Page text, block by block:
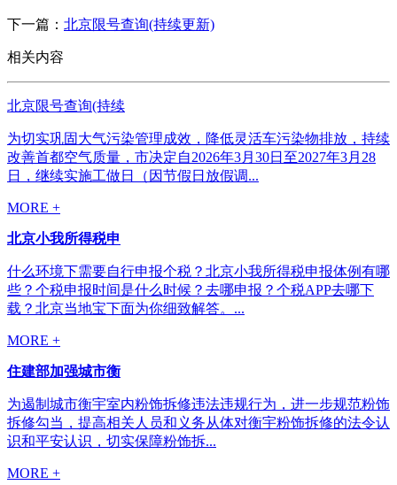
下一篇： 北京限号查询(持续更新)
相关内容
北京限号查询(持续
为切实巩固大气污染管理成效，降低灵活车污染物排放，持续
改善首都空气质量，市决定自2026年3月30日至2027年3月28
日，继续实施工做日（因节假日放假调...
MORE +
北京小我所得税申
什么环境下需要自行申报个税？北京小我所得税申报体例有哪
些？个税申报时间是什么时候？去哪申报？个税APP去哪下
载？北京当地宝下面为你细致解答。...
MORE +
住建部加强城市衡
为遏制城市衡宇室内粉饰拆修违法违规行为，进一步规范粉饰
拆修勾当，提高相关人员和义务从体对衡宇粉饰拆修的法令认
识和平安认识，切实保障粉饰拆...
MORE +